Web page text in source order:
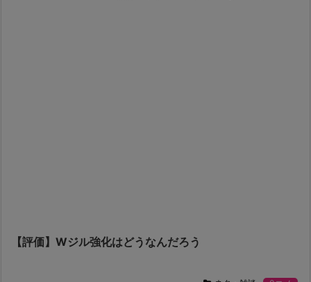
【評価】Wジル強化はどうなんだろう